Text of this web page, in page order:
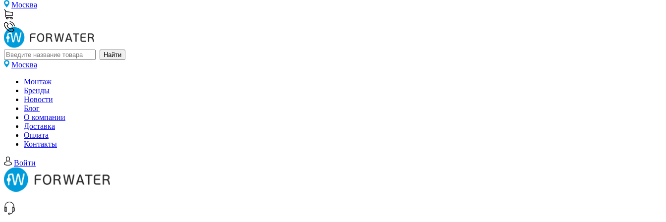
Москва
Москва
Монтаж
Бренды
Новости
Блог
О компании
Доставка
Оплата
Контакты
Войти